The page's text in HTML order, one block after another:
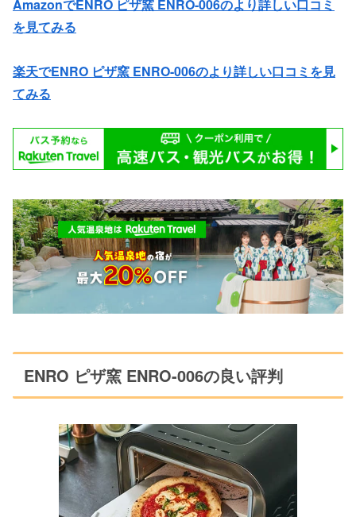
AmazonでENRO ピザ窯 ENRO-006のより詳しい口コミ
を見てみる
楽天でENRO ピザ窯 ENRO-006のより詳しい口コミを見
てみる
ENRO ピザ窯 ENRO-006の良い評判